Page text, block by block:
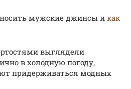
мужские джинсы икак
выглядели
в холодную погоду,
придерживаться модных